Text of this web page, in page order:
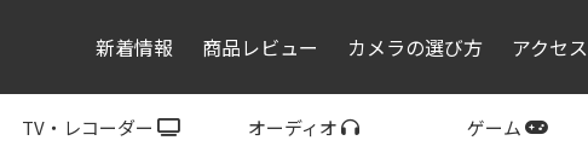
新着情報 商品レビュー カメラの選び方 アクセス
TV・レコーダー オーディオ ゲーム